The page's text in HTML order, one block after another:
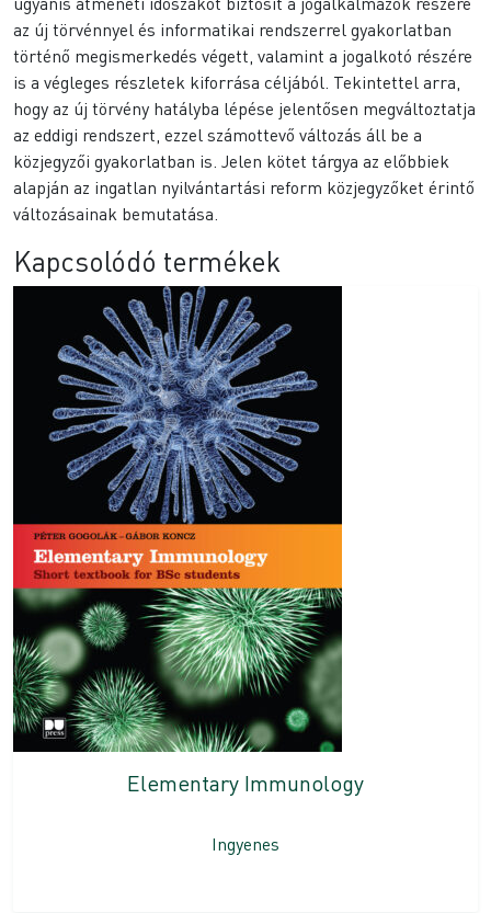
az új törvénnyel és informatikai rendszerrel gyakorlatban
történő megismerkedés végett, valamint a jogalkotó részére
is a végleges részletek kiforrása céljából. Tekintettel arra,
hogy az új törvény hatályba lépése jelentősen megváltoztatja
az eddigi rendszert, ezzel számottevő változás áll be a
közjegyzői gyakorlatban is. Jelen kötet tárgya az előbbiek
alapján az ingatlan nyilvántartási reform közjegyzőket érintő
változásainak bemutatása.
Kapcsolódó termékek
Elementary Immunology
Ingyenes